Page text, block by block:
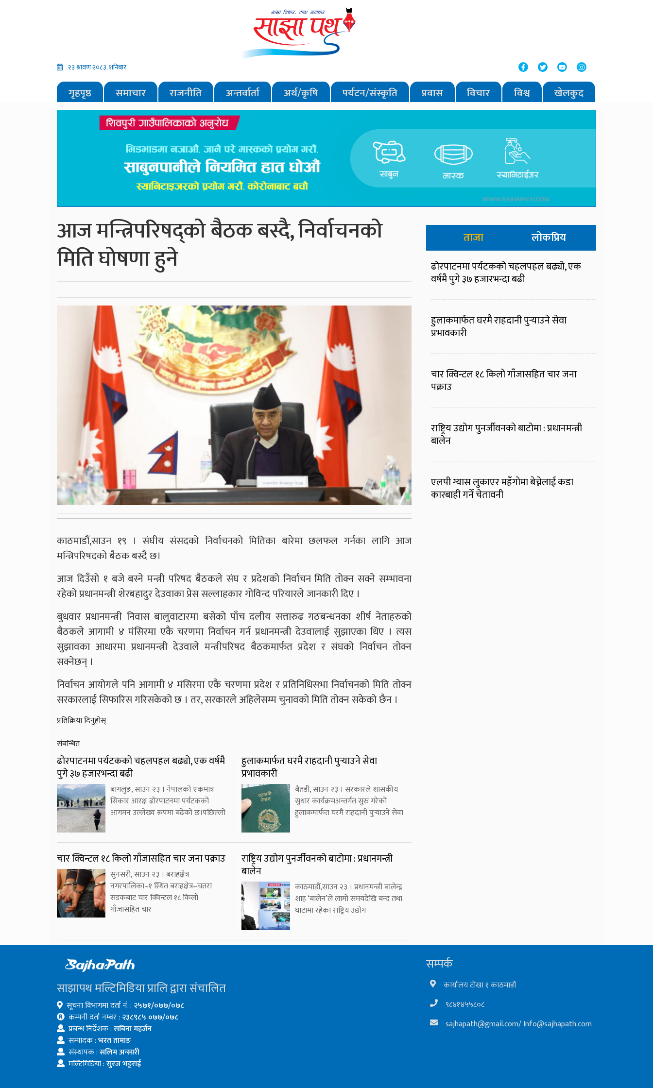
२३ श्रावण २०८३, शनिबार
गृहपृष्ठ समाचार राजनीति अन्तर्वार्ता अर्थ/कृषि पर्यटन/संस्कृति प्रवास विचार विश्व खेलकुद
आज मन्त्रिपरिषद्को बैठक बस्दै, निर्वाचनको
मिति घोषणा हुने
काठमाडौं,साउन १९ । संघीय संसदको निर्वाचनको मितिका बारेमा छलफल गर्नका लागि आज
मन्त्रिपरिषदको बैठक बस्दै छ।
आज दिउँसो १ बजे बस्ने मन्त्री परिषद बैठकले संघ र प्रदेशको निर्वाचन मिति तोक्न सक्ने सम्भावना
रहेको प्रधानमन्त्री शेरबहादुर देउवाका प्रेस सल्लाहकार गोविन्द परियारले जानकारी दिए ।
बुधवार प्रधानमन्त्री निवास बालुवाटारमा बसेको पाँच दलीय सत्तारुढ गठबन्धनका शीर्ष नेताहरुको
बैठकले आगामी ४ मंसिरमा एकै चरणमा निर्वाचन गर्न प्रधानमन्त्री देउवालाई सुझाएका थिए । त्यस
सुझावका आधारमा प्रधानमन्त्री देउवाले मन्त्रीपरिषद बैठकमार्फत प्रदेश र संघको निर्वाचन तोक्न
सक्नेछन् ।
निर्वाचन आयोगले पनि आगामी ४ मंसिरमा एकै चरणमा प्रदेश र प्रतिनिधिसभा निर्वाचनको मिति तोक्न
सरकारलाई सिफारिस गरिसकेको छ । तर, सरकारले अहिलेसम्म चुनावको मिति तोक्न सकेको छैन ।
प्रतिक्रिया दिनुहोस्
संबन्धित
ढोरपाटनमा पर्यटकको चहलपहल बढ्यो, एक वर्षमै
पुगे ३७ हजारभन्दा बढी
बागलुङ, साउन २३ । नेपालको एकमात्र
सिकार आरक्ष ढोरपाटनमा पर्यटकको
आगमन उल्लेख्य रूपमा बढेको छ।पछिल्लो
हुलाकमार्फत घरमै राहदानी पुर्‍याउने सेवा
प्रभावकारी
बैतडी, साउन २३ । सरकारले शासकीय
सुधार कार्यक्रमअन्तर्गत सुरु गरेको
हुलाकमार्फत घरमै राहदानी पुर्‍याउने सेवा
चार क्विन्टल १८ किलो गाँजासहित चार जना पक्राउ
सुनसरी, साउन २३ । बराहक्षेत्र
नगरपालिका–१ स्थित बराहक्षेत्र–चतरा
सडकबाट चार क्विन्टल १८ किलो
गाँजासहित चार
राष्ट्रिय उद्योग पुनर्जीवनको बाटोमा : प्रधानमन्त्री
बालेन
काठमाडौँ,साउन २३ । प्रधानमन्त्री बालेन्द्र
शाह ‘बालेन’ले लामो समयदेखि बन्द तथा
घाटामा रहेका राष्ट्रिय उद्योग
ताजा लोकप्रिय
ढोरपाटनमा पर्यटकको चहलपहल बढ्यो, एक
वर्षमै पुगे ३७ हजारभन्दा बढी
हुलाकमार्फत घरमै राहदानी पुर्‍याउने सेवा
प्रभावकारी
चार क्विन्टल १८ किलो गाँजासहित चार जना
पक्राउ
राष्ट्रिय उद्योग पुनर्जीवनको बाटोमा : प्रधानमन्त्री
बालेन
एलपी ग्यास लुकाएर महँगोमा बेच्नेलाई कडा
कारबाही गर्ने चेतावनी
साझापथ मल्टिमिडिया प्रालि द्वारा संचालित
सूचना विभागमा दर्ता नं. : २५७१/०७७/०७८
कम्पनी दर्ता नम्बर : २३८९८५ ०७७/०७८
प्रबन्ध निर्देशक :सबिना महर्जन
सम्पादक :भरत तामाङ
संस्थापक :सलिम अन्सारी
मल्टिमिडिया :सुरज भट्टराई
सम्पर्क
कार्यालय टोखा १ काठमाडौं
९८४१४५५८०८
sajhapath@gmail.com/Info@sajhapath.com